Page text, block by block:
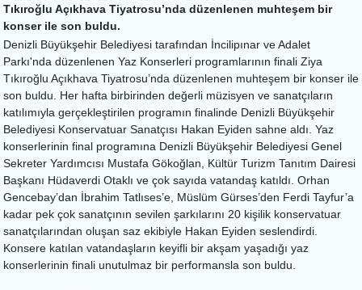
Tıkıroğlu Açıkhava Tiyatrosu’nda düzenlenen muhteşem bir
konser ile son buldu.
Denizli Büyükşehir Belediyesi tarafından İncilipınar ve Adalet
Parkı'nda düzenlenen Yaz Konserleri programlarının finali Ziya
Tıkıroğlu Açıkhava Tiyatrosu’nda düzenlenen muhteşem bir konser ile
son buldu. Her hafta birbirinden değerli müzisyen ve sanatçıların
katılımıyla gerçekleştirilen programın finalinde Denizli Büyükşehir
Belediyesi Konservatuar Sanatçısı Hakan Eyiden sahne aldı. Yaz
konserlerinin final programına Denizli Büyükşehir Belediyesi Genel
Sekreter Yardımcısı Mustafa Gökoğlan, Kültür Turizm Tanıtım Dairesi
Başkanı Hüdaverdi Otaklı ve çok sayıda vatandaş katıldı. Orhan
Gencebay’dan İbrahim Tatlıses’e, Müslüm Gürses’den Ferdi Tayfur’a
kadar pek çok sanatçının sevilen şarkılarını 20 kişilik konservatuar
sanatçılarından oluşan saz ekibiyle Hakan Eyiden seslendirdi.
Konsere katılan vatandaşların keyifli bir akşam yaşadığı yaz
konserlerinin finali unutulmaz bir performansla son buldu.